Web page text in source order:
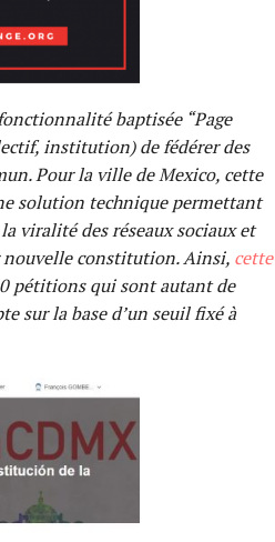
baptisée “Page
institution) de fédérer des
Pour la ville de Mexico, cette
solution technique permettant
viralité des réseaux sociaux et
constitution. Ainsi, cette
pétitions qui sont autant de
sur la base d’un seuil fixé à